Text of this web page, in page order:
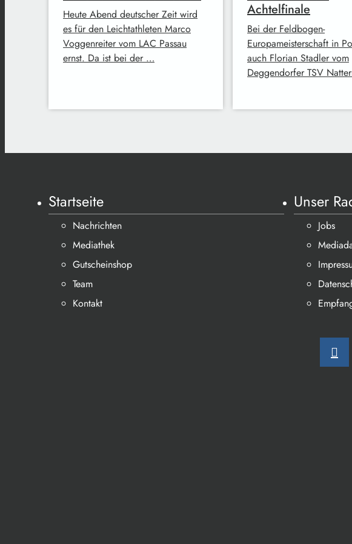
Heute Abend deutscher Zeit wird
es für den Leichtathleten Marco
Voggenreiter vom LAC Passau
ernst. Da ist bei der …
Achtelfinale
Bei der Feldbogen-
Europameisterschaft in
auch Florian Stadler vom
Deggendorfer TSV
Startseite
Nachrichten
Mediathek
Gutscheinshop
Team
Kontakt
Unser
Jobs